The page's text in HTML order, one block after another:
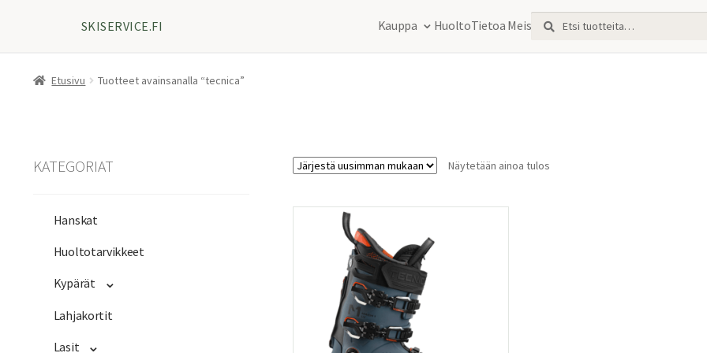
SKISERVICE.FI Kauppa HuoltoTietoa MeistäEtsi:
Haku
Etusivu Tuotteet avainsanalla “tecnica”
Näytetään ainoa tulos
KATEGORIAT
Hanskat
Huoltotarvikkeet
Kypärät
Lahjakortit
Lasit